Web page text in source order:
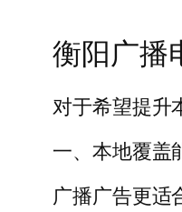
衡阳广播
对于希望提升
一、本地覆盖
广播广告更适